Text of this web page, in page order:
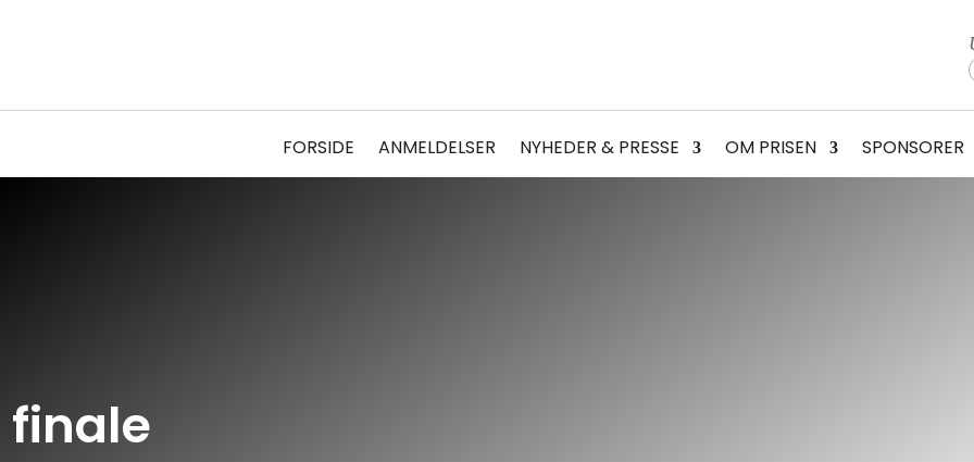
FORSIDE ANMELDELSER NYHEDER & PRESSE OM PRISEN SPONSORER
finale